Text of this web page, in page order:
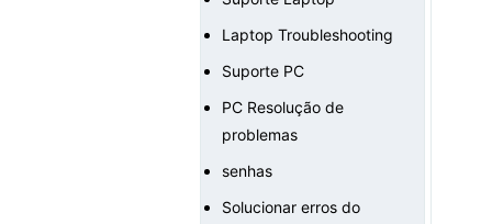
Laptop Troubleshooting
Suporte PC
PC Resolução de
problemas
senhas
Solucionar erros do